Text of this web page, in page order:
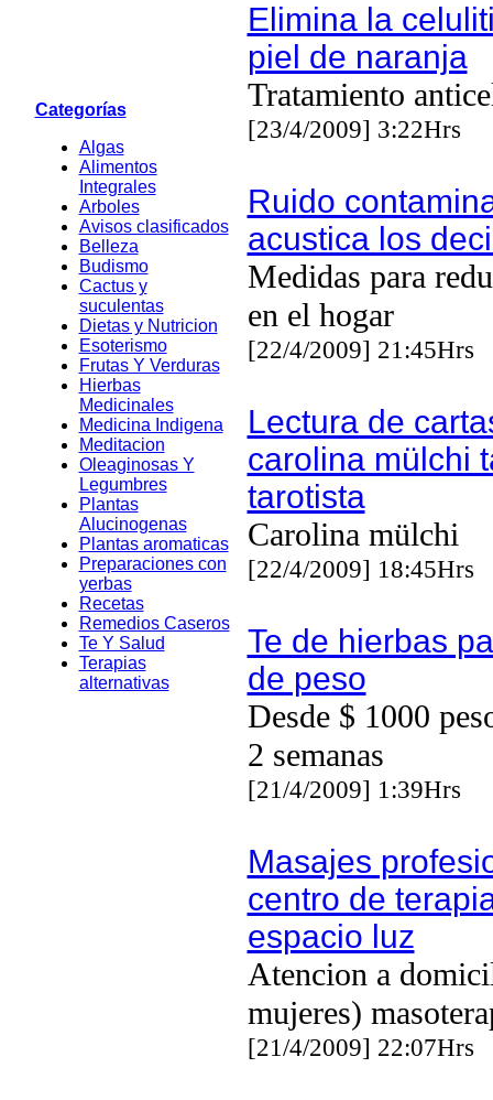
Categorías
Algas
Alimentos
Integrales
Arboles
Avisos clasificados
Belleza
Budismo
Cactus y
suculentas
Dietas y Nutricion
Esoterismo
Frutas Y Verduras
Hierbas
Medicinales
Medicina Indigena
Meditacion
Oleaginosas Y
Legumbres
Plantas
Alucinogenas
Plantas aromaticas
Preparaciones con
yerbas
Recetas
Remedios Caseros
Te Y Salud
Terapias
alternativas
Elimina la
piel de naranja
Tratamiento
[23/4/2009] 3:22Hrs
Ruido
acustica los
Medidas para
en el hogar
[22/4/2009] 21:45Hrs
Lectura de
carolina mülchi
tarotista
Carolina mülchi
[22/4/2009] 18:45Hrs
Te de hierbas
de peso
Desde $ 1000
2 semanas
[21/4/2009] 1:39Hrs
Masajes
centro de
espacio luz
Atencion a
mujeres)
[21/4/2009] 22:07Hrs